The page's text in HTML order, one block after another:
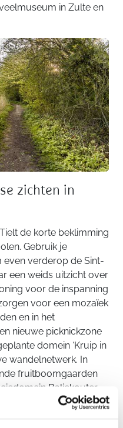
in Zulte en
zichten in
de korte beklimming
Gebruik je
verderop de Sint-
een weids uitzicht over
voor de inspanning
voor een mozaïek
en in het
nieuwe picknickzone
domein ‘Kruip in
wandelnetwerk. In
fruitboomgaarden
Baliekouter
niet enkel de
tijdens de